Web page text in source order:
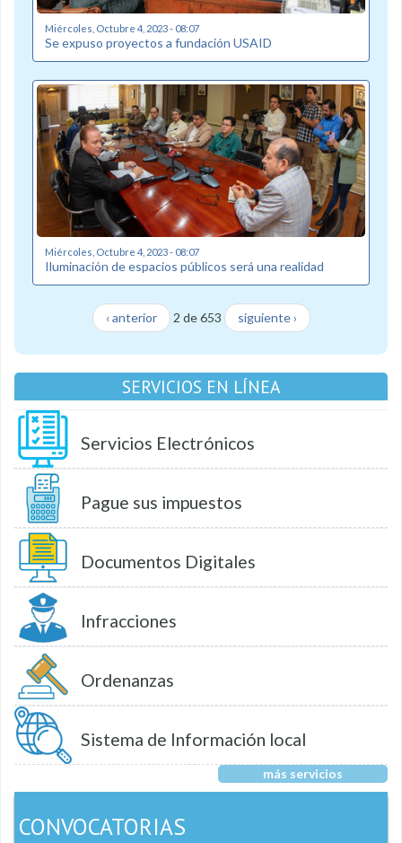
Miércoles, Octubre 4, 2023 - 08:07
Se expuso proyectos a fundación USAID
Miércoles, Octubre 4, 2023 - 08:07
Iluminación de espacios públicos será una realidad
‹ anterior 2 de 653 siguiente ›
SERVICIOS EN LÍNEA
Servicios Electrónicos
Pague sus impuestos
Documentos Digitales
Infracciones
Ordenanzas
Sistema de Información local
más servicios
CONVOCATORIAS